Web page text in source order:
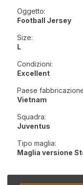
Oggetto:
Football Jersey
Size:
L
Condizioni:
Excellent
Paese
Vietnam
Squadra:
Juventus
Tipo maglia:
Maglia versione